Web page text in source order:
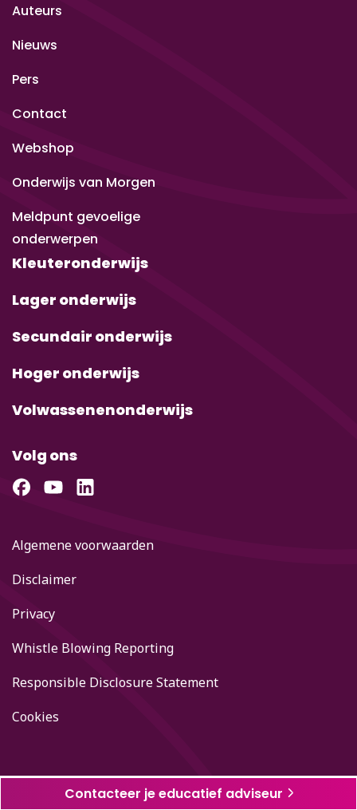
Contacteer je educatief adviseur
Auteurs
Nieuws
Pers
Contact
Webshop
Onderwijs van Morgen
Meldpunt gevoelige
onderwerpen
Kleuteronderwijs
Lager onderwijs
Secundair onderwijs
Hoger onderwijs
Volwassenenonderwijs
Volg ons
Algemene voorwaarden
Disclaimer
Privacy
Whistle Blowing Reporting
Responsible Disclosure Statement
Cookies
© 2026 | Uitgeverij VAN IN, Nijverheidsstraat 92/5, 2160